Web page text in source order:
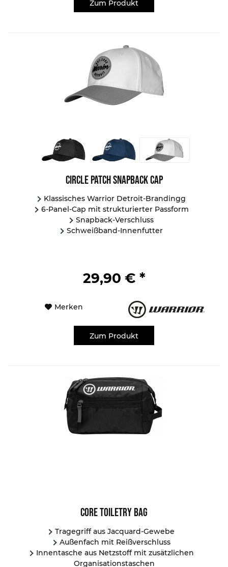
Zum Produkt
Circle Patch Snapback Cap
Klassisches Warrior Detroit-Brandingg
6-Panel-Cap mit strukturierter Passform
Snapback-Verschluss
Schweißband-Innenfutter
29,90 € *
Merken
Zum Produkt
Core Toiletry Bag
Tragegriff aus Jacquard-Gewebe
Außenfach mit Reißverschluss
Innentasche aus Netzstoff mit zusätzlichen
Organisationstaschen